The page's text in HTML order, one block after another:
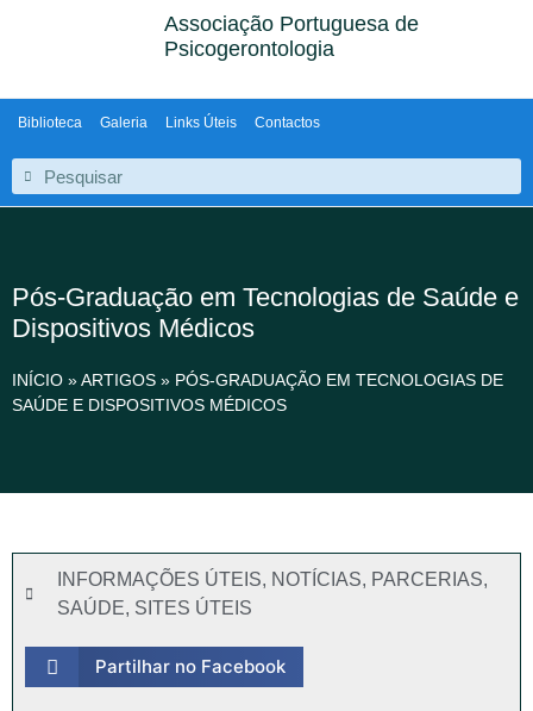
Associação Portuguesa de
Psicogerontologia
Biblioteca Galeria Links Úteis Contactos
Pós-Graduação em Tecnologias de Saúde e
Dispositivos Médicos
INÍCIO »ARTIGOS » PÓS-GRADUAÇÃO EM TECNOLOGIAS DE
SAÚDE E DISPOSITIVOS MÉDICOS
INFORMAÇÕES ÚTEIS, NOTÍCIAS, PARCERIAS,
SAÚDE, SITES ÚTEIS
Partilhar no Facebook